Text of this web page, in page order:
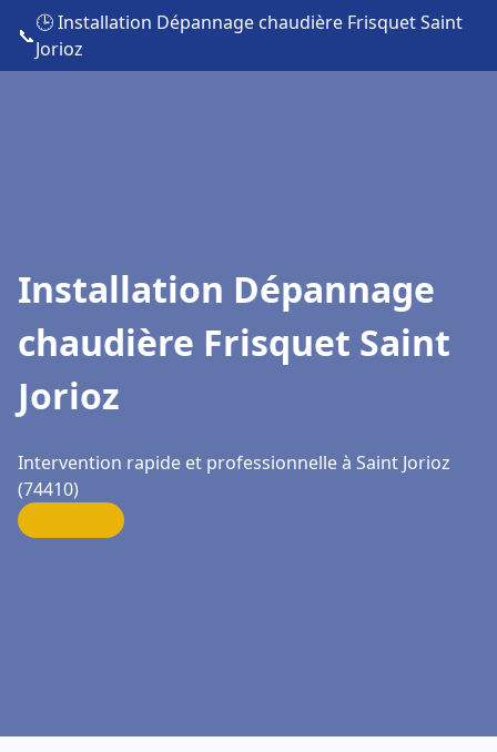
📞
🕒 Installation Dépannage chaudière Frisquet Saint
Jorioz
Installation Dépannage
chaudière Frisquet Saint
Jorioz
Intervention rapide et professionnelle à Saint Jorioz
(74410)